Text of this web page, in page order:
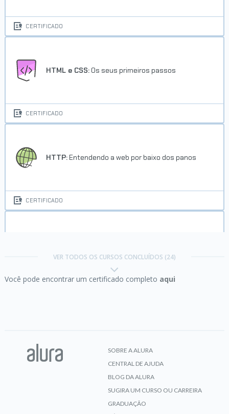
CERTIFICADO
HTML e CSS: Os seus primeiros passos
CERTIFICADO
HTTP: Entendendo a web por baixo dos panos
CERTIFICADO
VER TODOS OS CURSOS CONCLUÍDOS (24)
Você pode encontrar um certificado completo aqui
SOBRE A ALURA
CENTRAL DE AJUDA
BLOG DA ALURA
SUGIRA UM CURSO OU CARREIRA
GRADUAÇÃO